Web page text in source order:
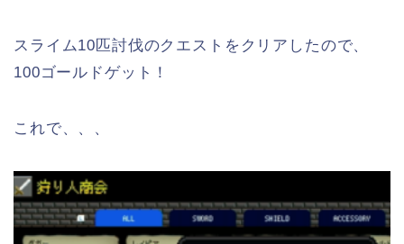
スライム10匹討伐のクエストをクリアしたので、
100ゴールドゲット！
これで、、、